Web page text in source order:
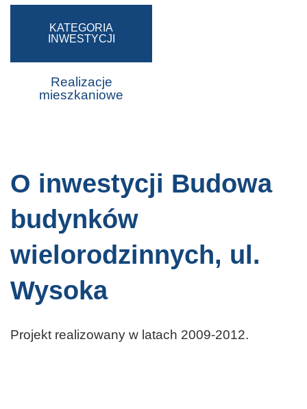
KATEGORIA
INWESTYCJI
Realizacje
mieszkaniowe
O inwestycji Budowa
budynków
wielorodzinnych, ul.
Wysoka
Projekt realizowany w latach 2009-2012.